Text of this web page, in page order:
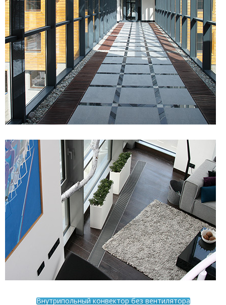
Внутрипольный конвектор без вентилятора